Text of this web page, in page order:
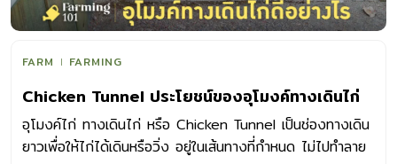
FARM FARMING
Chicken Tunnel ประโยชน์ของอุโมงค์ทางเดินไก่
อุโมงค์ไก่ ทางเดินไก่ หรือ Chicken Tunnel เป็นช่องทางเดิน
ยาวเพื่อให้ไก่ได้เดินหรือวิ่ง อยู่ในเส้นทางที่กำหนด ไม่ไปทำลาย